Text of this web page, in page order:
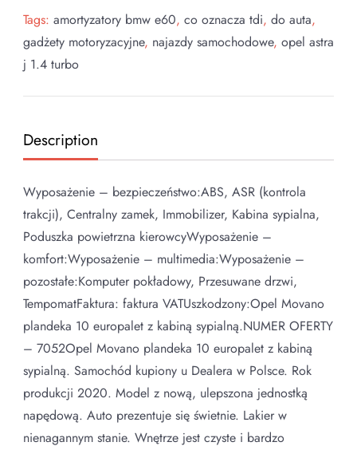
Tags: amortyzatory bmw e60, co oznacza tdi, do auta,
gadżety motoryzacyjne, najazdy samochodowe, opel astra
j 1.4 turbo
Description
Wyposażenie – bezpieczeństwo:ABS, ASR (kontrola
trakcji), Centralny zamek, Immobilizer, Kabina sypialna,
Poduszka powietrzna kierowcyWyposażenie –
komfort:Wyposażenie – multimedia:Wyposażenie –
pozostałe:Komputer pokładowy, Przesuwane drzwi,
TempomatFaktura: faktura VATUszkodzony:Opel Movano
plandeka 10 europalet z kabiną sypialną.NUMER OFERTY
– 7052Opel Movano plandeka 10 europalet z kabiną
sypialną. Samochód kupiony u Dealera w Polsce. Rok
produkcji 2020. Model z nową, ulepszona jednostką
napędową. Auto prezentuje się świetnie. Lakier w
nienagannym stanie. Wnętrze jest czyste i bardzo